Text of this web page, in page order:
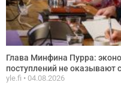
Глава Минфина Пурра:
поступлений не оказывают
yle.fi 04.08.2026